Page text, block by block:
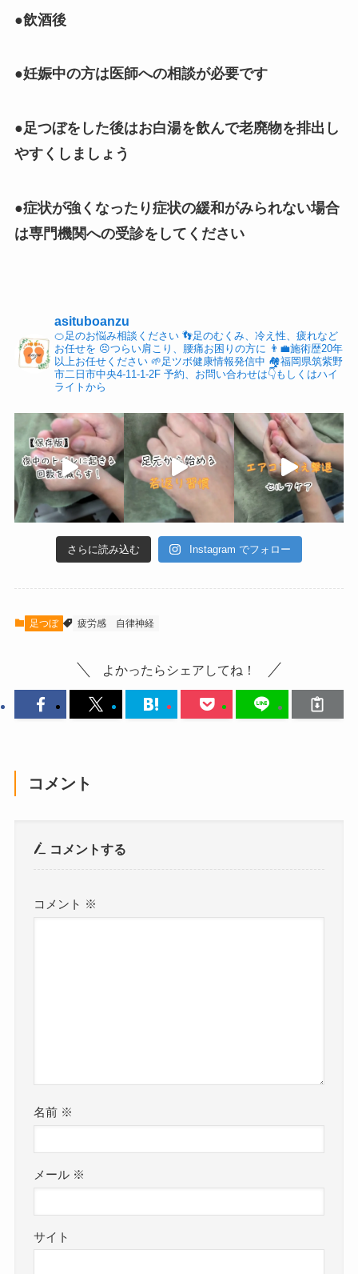
●飲酒後
●妊娠中の方は医師への相談が必要です
●足つぼをした後はお白湯を飲んで老廃物を排出し
やすくしましょう
●症状が強くなったり症状の緩和がみられない場合
は専門機関への受診をしてください
asituboanzu
🍊足のお悩み相談ください👣足のむくみ、冷え性、疲れなど
お任せを 😣つらい肩こり、腰痛お困りの方に 👨‍💼施術歴20年
以上お任せください🌱足ツボ健康情報発信中 🏘福岡県筑紫野
市二日市中央4-11-1-2F予約、お問い合わせは👇もしくはハイ
ライトから
さらに読み込む Instagram でフォロー
足つぼ 疲労感 自律神経
よかったらシェアしてね！
コメント
コメントする
コメント ※
名前 ※
メール ※
サイト